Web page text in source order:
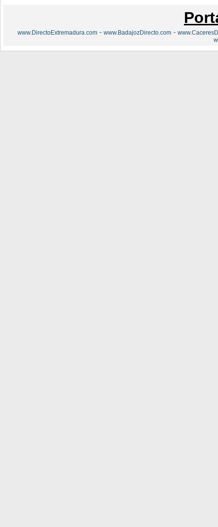
www.DirectoExtremadura.com - www.BadajozDirecto.com -